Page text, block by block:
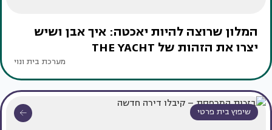
המלון שרוצה להיות יאכטה: איך אבן ושיש
יצרו את הזהות של THE YACHT
מערכת בית ונוי
שיפוץ בית פרטי